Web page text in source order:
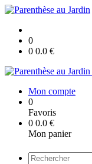
0
0 0.0 €
Mon compte
0
Favoris
0 0.0 €
Mon panier